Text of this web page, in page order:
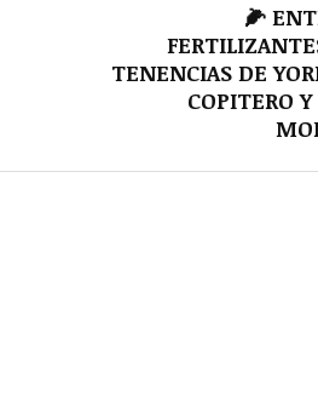
🌽
TENENCIAS DE
COPITERO